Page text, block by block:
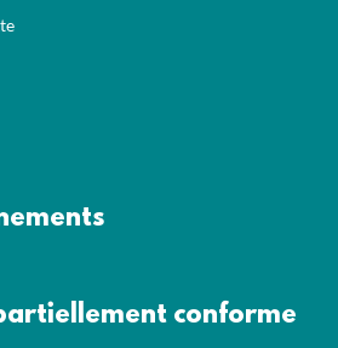
conforme